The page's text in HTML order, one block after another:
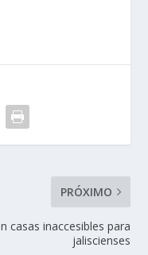
PRÓXIMO
casas inaccesibles para
jaliscienses